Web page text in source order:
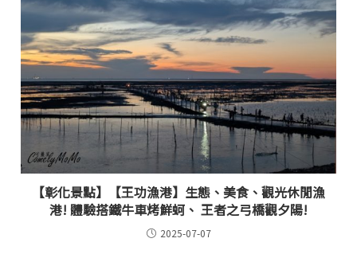
【彰化景點】【王功漁港】生態、美食、觀光休閒漁
港! 體驗搭鐵牛車烤鮮蚵、 王者之弓橋觀夕陽!
2025-07-07